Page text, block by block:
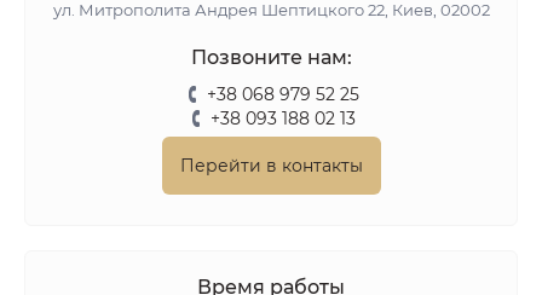
ул. Митрополита Андрея Шептицкого 22, Киев, 02002
Позвоните нам:
+38 068 979 52 25
+38 093 188 02 13
Перейти в контакты
Время работы